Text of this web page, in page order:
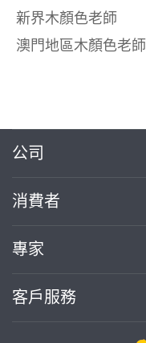
新界木顏色老師
澳門地區木顏色老師
公司
消費者
專家
客戶服務